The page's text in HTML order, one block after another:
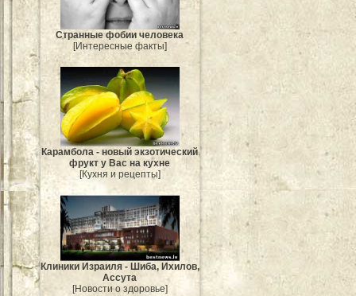
Странные фобии человека
[Интересные факты]
Карамбола - новый экзотический
фрукт у Вас на кухне
[Кухня и рецепты]
Клиники Израиля - Шиба, Ихилов,
Ассута
[Новости о здоровье]